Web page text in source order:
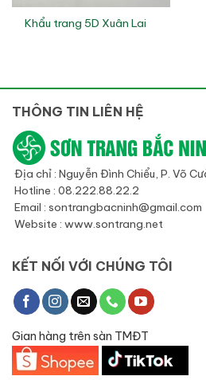
Khẩu trang 5D Xuân Lai
THÔNG TIN LIÊN HỆ
Địa chỉ : Nguyễn Đình Chiểu, P. Võ
Hotline : 08.222.88.22.2
Email : sontrangbacninh@gmail.com
Website : www.sontrang.net
KẾT NỐI VỚI CHÚNG TÔI
Gian hàng trên sàn TMĐT